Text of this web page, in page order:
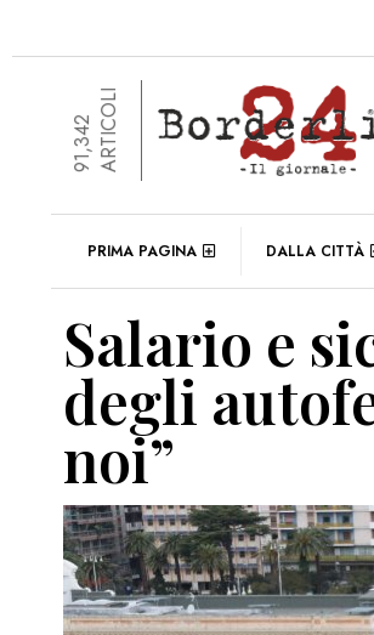
91,342ARTICOLI
PRIMA PAGINA DALLA CITTÀ
Salario e
degli
noi”